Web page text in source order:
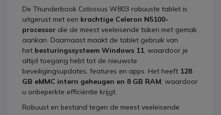
De Thunderbook Colossus W803 robuuste tablet is
uitgerust met een krachtige Celeron N5100-
processor die de meest veeleisende taken met gemak
aankan. Daarnaast maakt de tablet gebruik van
het besturingssysteem Windows 11, waardoor je
altijd toegang hebt tot de nieuwste
beveiligingsupdates, features en apps. Het heeft 128
GB eMMC intern geheugen en 8 GB RAM, waardoor
u onbeperkte efficiëntie krijgt.
Robuust en bestand tegen de meest veeleisende